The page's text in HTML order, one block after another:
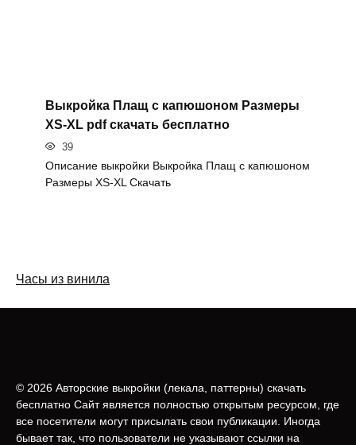
Выкройка Плащ с капюшоном Размеры
XS-XL pdf скачать бесплатно
39
Описание выкройки Выкройка Плащ с капюшоном
Размеры XS-XL Скачать
Часы из винила
© 2026 Авторские выкройки (лeкала, паттерны) скачать
бесплатно Сайт является полностью открытым ресурсом, где
все посетители могут присылать свои публикации. Иногда
бывает так, что пользователи не указывают ссылки на